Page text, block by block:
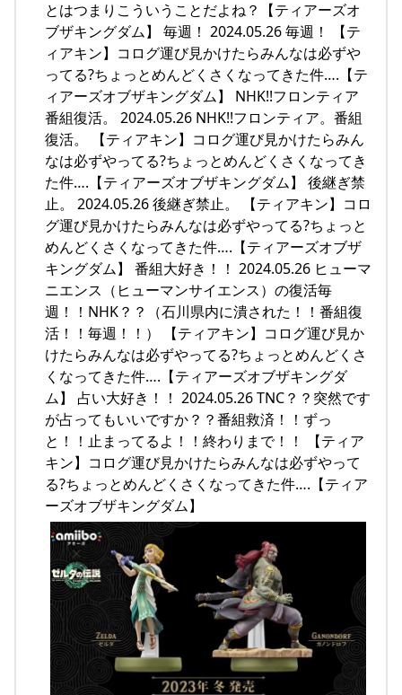
とはつまりこういうことだよね？【ティアーズオ
ブザキングダム】 毎週！ 2024.05.26 毎週！ 【テ
ィアキン】コログ運び見かけたらみんなは必ずや
ってる?ちょっとめんどくさくなってきた件….【テ
ィアーズオブザキングダム】 NHK!!フロンティア
番組復活。 2024.05.26 NHK!!フロンティア。番組
復活。 【ティアキン】コログ運び見かけたらみん
なは必ずやってる?ちょっとめんどくさくなってき
た件….【ティアーズオブザキングダム】 後継ぎ禁
止。 2024.05.26 後継ぎ禁止。 【ティアキン】コロ
グ運び見かけたらみんなは必ずやってる?ちょっと
めんどくさくなってきた件….【ティアーズオブザ
キングダム】 番組大好き！！ 2024.05.26 ヒューマ
ニエンス（ヒューマンサイエンス）の復活毎
週！！NHK？？（石川県内に潰された！！番組復
活！！毎週！！） 【ティアキン】コログ運び見か
けたらみんなは必ずやってる?ちょっとめんどくさ
くなってきた件….【ティアーズオブザキングダ
ム】 占い大好き！！ 2024.05.26 TNC？？突然です
が占ってもいいですか？？番組救済！！ずっ
と！！止まってるよ！！終わりまで！！ 【ティア
キン】コログ運び見かけたらみんなは必ずやって
る?ちょっとめんどくさくなってきた件….【ティア
ーズオブザキングダム】